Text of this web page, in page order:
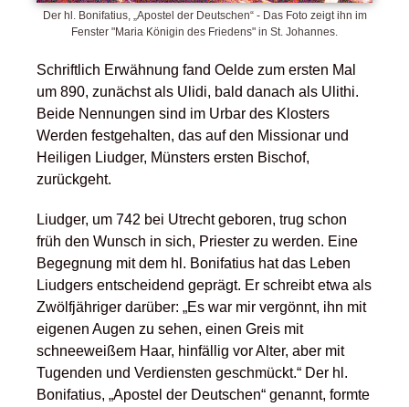
Der hl. Bonifatius, „Apostel der Deutschen“ - Das Foto zeigt ihn im
Fenster "Maria Königin des Friedens" in St. Johannes.
Schriftlich Erwähnung fand Oelde zum ersten Mal
um 890, zunächst als Ulidi, bald danach als Ulithi.
Beide Nennungen sind im Urbar des Klosters
Werden festgehalten, das auf den Missionar und
Heiligen Liudger, Münsters ersten Bischof,
zurückgeht.
Liudger, um 742 bei Utrecht geboren, trug schon
früh den Wunsch in sich, Priester zu werden. Eine
Begegnung mit dem hl. Bonifatius hat das Leben
Liudgers entscheidend geprägt. Er schreibt etwa als
Zwölfjähriger darüber: „Es war mir vergönnt, ihn mit
eigenen Augen zu sehen, einen Greis mit
schneeweißem Haar, hinfällig vor Alter, aber mit
Tugenden und Verdiensten geschmückt.“ Der hl.
Bonifatius, „Apostel der Deutschen“ genannt, formte